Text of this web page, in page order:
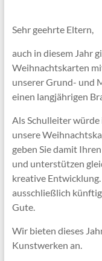
Sehr geehrte Eltern,
auch in diesem Jahr
Weihnachtskarten
unserer Grund- und
einen langjährigen
Als Schulleiter würde
unsere
geben Sie damit
und unterstützen
kreative
ausschließlich
Gute.
Wir bieten dieses
Kunstwerken an.